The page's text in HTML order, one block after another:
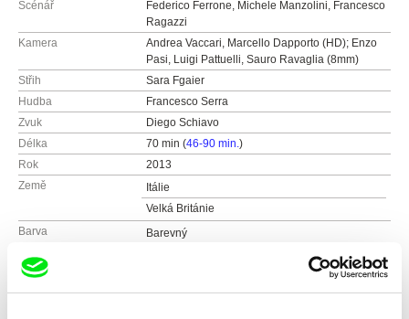
Scénář
Federico Ferrone, Michele Manzolini, Francesco
Ragazzi
Kamera
Andrea Vaccari, Marcello Dapporto (HD); Enzo
Pasi, Luigi Pattuelli, Sauro Ravaglia (8mm)
Střih
Sara Fgaier
Hudba
Francesco Serra
Zvuk
Diego Schiavo
Délka
70 min (46-90 min.)
Rok
2013
Země
Itálie
Velká Británie
Barva
Barevný
Produkce